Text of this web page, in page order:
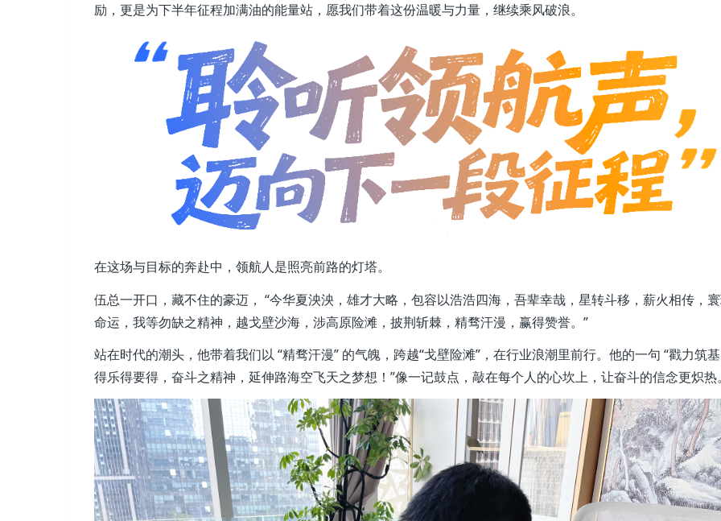
励，更是为下半年征程加满油的能量站，愿我们带着这份温暖与力量，继续乘风破浪。
在这场与目标的奔赴中，领航人是照亮前路的灯塔。
伍总一开口，藏不住的豪迈， “今华夏泱泱，雄才大略，包容以浩浩四海，吾辈幸哉，星转斗移，薪火相传，
命运，我等勿缺之精神，越戈壁沙海，涉高原险滩，披荆斩棘，精骛汗漫，赢得赞誉。”
站在时代的潮头，他带着我们以 “精骛汗漫” 的气魄，跨越“戈壁险滩”，在行业浪潮里前行。他的一句 “戳力筑
得乐得要得，奋斗之精神，延伸路海空飞天之梦想！”像一记鼓点，敲在每个人的心坎上，让奋斗的信念更炽热